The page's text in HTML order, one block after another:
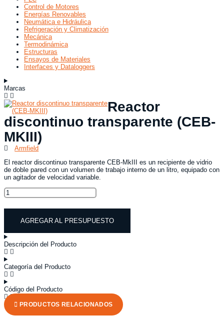
Control de Motores
Energías Renovables
Neumática e Hidráulica
Refrigeración y Climatización
Mecánica
Termodinámica
Estructuras
Ensayos de Materiales
Interfaces y Dataloggers
Marcas
Reactor
discontinuo transparente (CEB-
MKIII)
Armfield
El reactor discontinuo transparente CEB-MkIII es un recipiente de vidrio
de doble pared con un volumen de trabajo interno de un litro, equipado con
un agitador de velocidad variable.
Reactor
discontinuo
MKIII)AGREGAR AL PRESUPUESTO
Descripción del Producto
Categoría del Producto
Código del Producto
PRODUCTOS RELACIONADOS